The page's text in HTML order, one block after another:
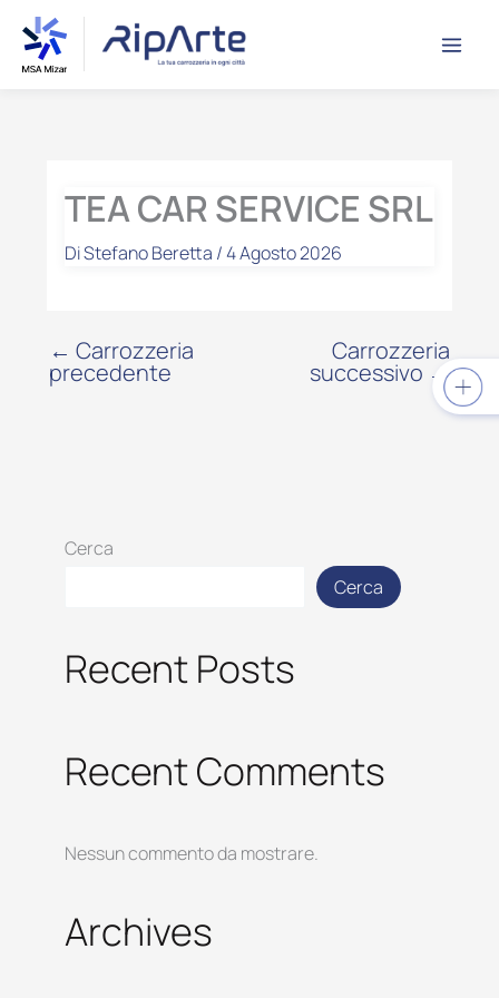
contenuto
contenuto
TEA CAR SERVICE SRL
DiStefano Beretta /4 Agosto 2026
← Carrozzeria
precedente
Carrozzeria
successivo →
Cerca
Cerca
Recent Posts
Recent Comments
Nessun commento da mostrare.
Archives